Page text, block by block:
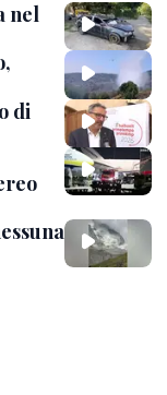
nel
di